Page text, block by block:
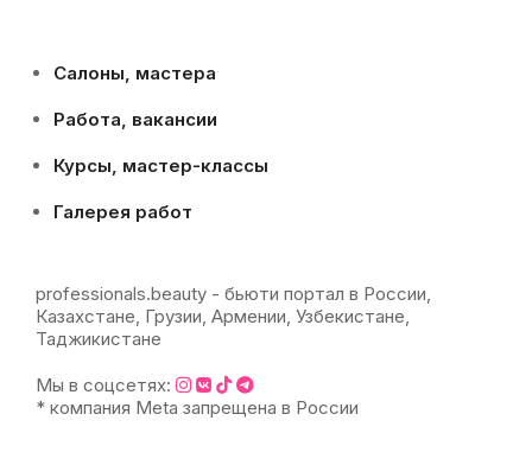
Салоны, мастера
Работа, вакансии
Курсы, мастер-классы
Галерея работ
professionals.beauty - бьюти портал в России,
Казахстане, Грузии, Армении, Узбекистане,
Таджикистане
Мы в соцсетях:
* компания Meta запрещена в России